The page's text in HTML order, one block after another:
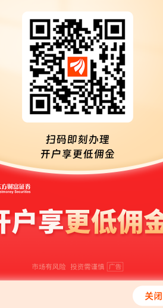
2025-12-31 2025-09-30
股东名称
型发起式证券投资基金
证券投资基金